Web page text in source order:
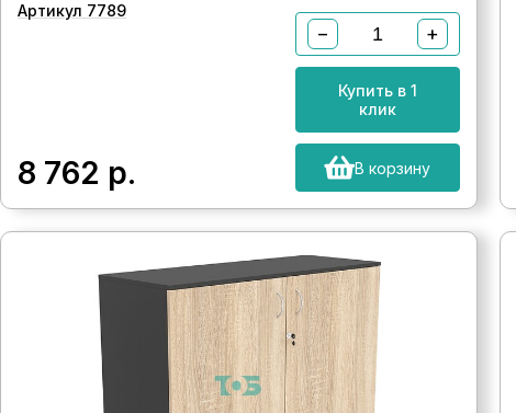
Артикул 7789
8 762 р.
− +
Купить в 1
клик
В корзину